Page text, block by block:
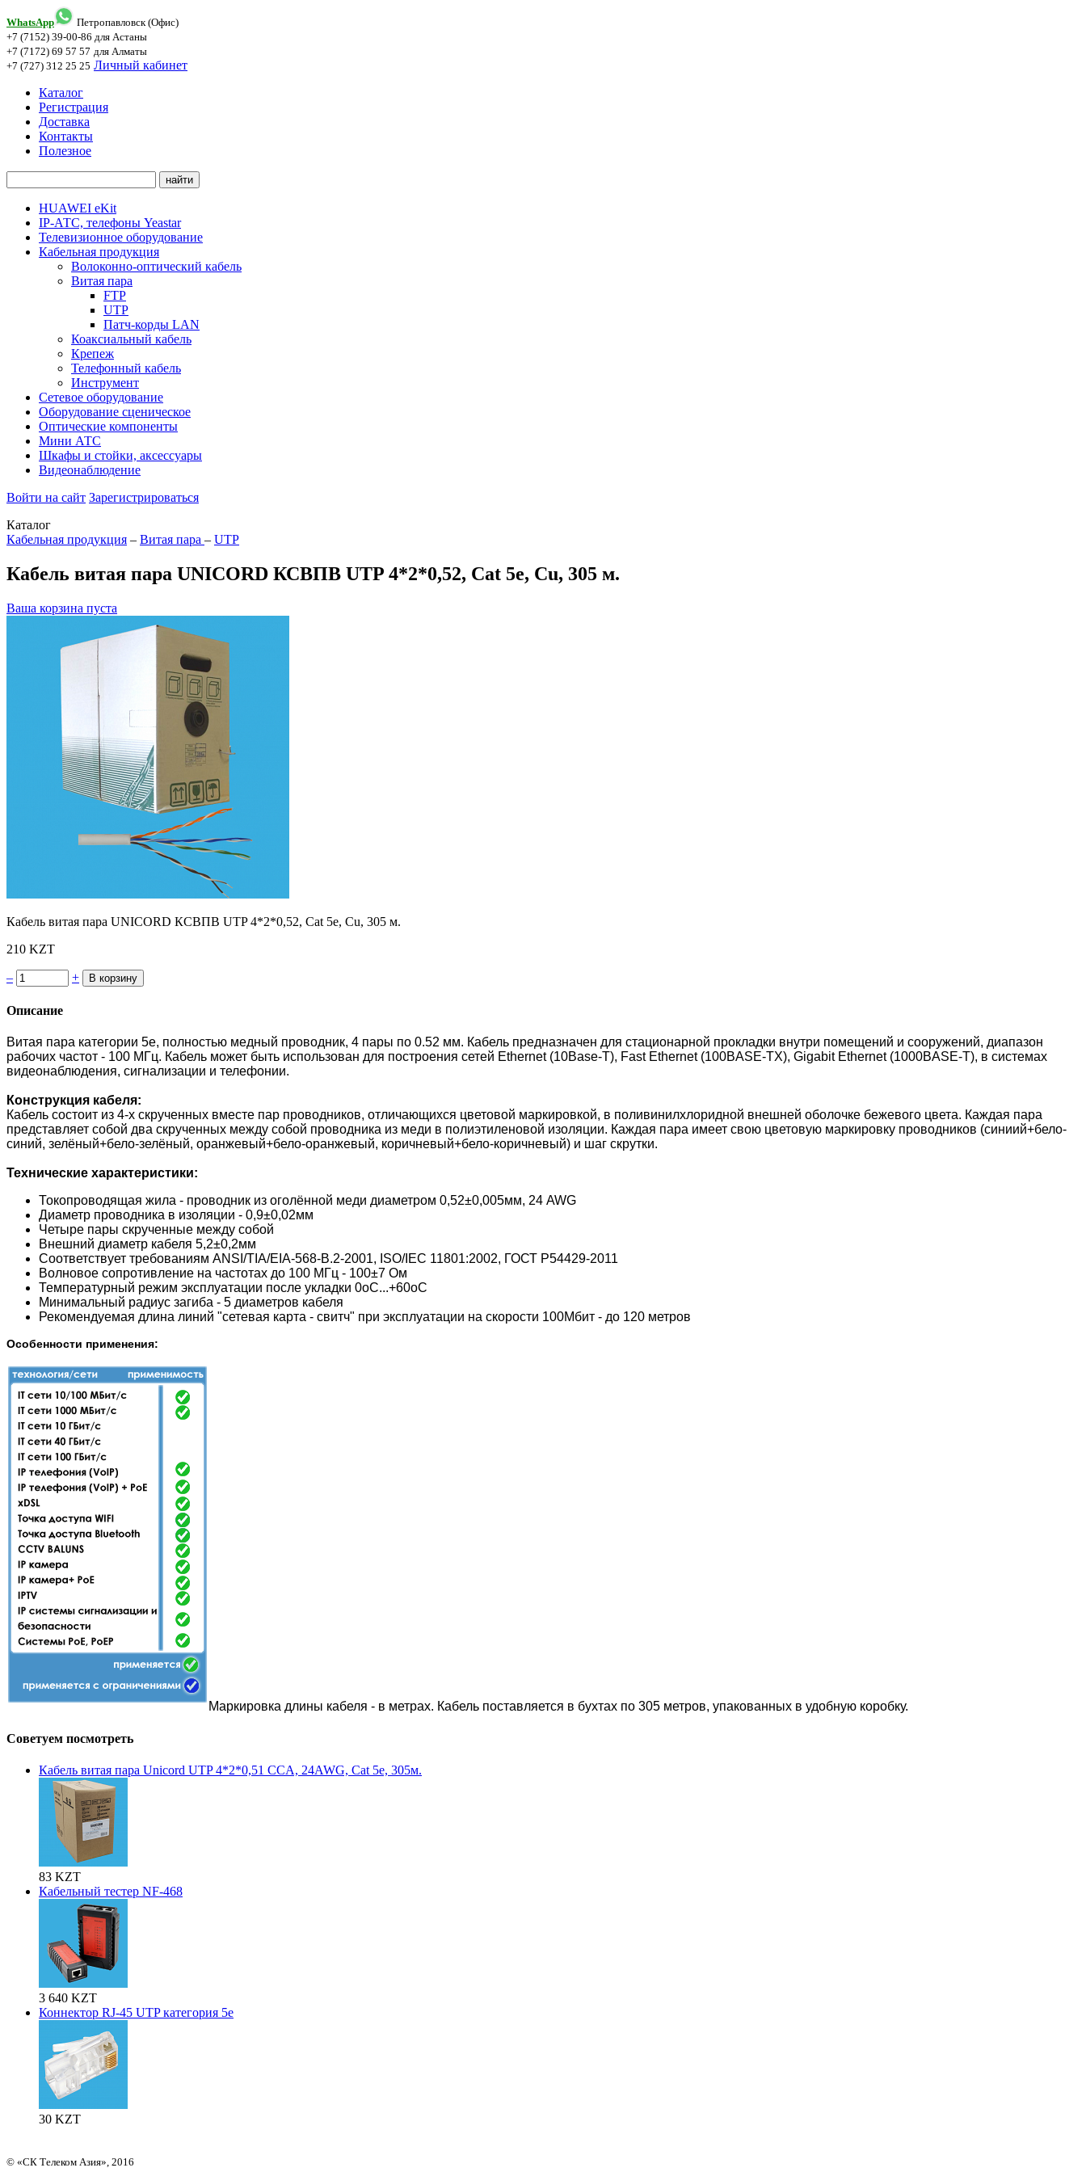
WhatsApp
Петропавловск (Офис)
+7 (7152) 39-00-86 для Астаны
+7 (7172) 69 57 57 для Алматы
+7 (727) 312 25 25 Личный кабинет
Каталог
Регистрация
Доставка
Контакты
Полезное
HUAWEI eKit
IP-АТС, телефоны Yeastar
Телевизионное оборудование
Кабельная продукция
Волоконно-оптический кабель
Витая пара
FTP
UTP
Патч-корды LAN
Коаксиальный кабель
Крепеж
Телефонный кабель
Инструмент
Сетевое оборудование
Оборудование сценическое
Оптические компоненты
Мини АТС
Шкафы и стойки, аксессуары
Видеонаблюдение
Войти на сайт Зарегистрироваться
Каталог
Кабельная продукция – Витая пара – UTP
Кабель витая пара UNICORD КСВПВ UTP 4*2*0,52, Cat 5e, Cu, 305 м.
Ваша корзина пуста
Кабель витая пара UNICORD КСВПВ UTP 4*2*0,52, Cat 5e, Cu, 305 м.
210 KZT
– +
Описание
Витая пара категории 5e, полностью медный проводник, 4 пары по 0.52 мм. Кабель предназначен для стационарной прокладки внутри помещений и сооружений, диапазон
рабочих частот - 100 МГц. Кабель может быть использован для построения сетей Ethernet (10Base-T), Fast Ethernet (100BASE-TX), Gigabit Ethernet (1000BASE-T), в системах
видеонаблюдения, сигнализации и телефонии.
Конструкция кабеля:
Кабель состоит из 4-х скрученных вместе пар проводников, отличающихся цветовой маркировкой, в поливинилхлоридной внешней оболочке бежевого цвета. Каждая пара
представляет собой два скрученных между собой проводника из меди в полиэтиленовой изоляции. Каждая пара имеет свою цветовую маркировку проводников (синиий+бело-
синий, зелёный+бело-зелёный, оранжевый+бело-оранжевый, коричневый+бело-коричневый) и шаг скрутки.
Технические характеристики:
Токопроводящая жила - проводник из оголённой меди диаметром 0,52±0,005мм, 24 AWG
Диаметр проводника в изоляции - 0,9±0,02мм
Четыре пары скрученные между собой
Внешний диаметр кабеля 5,2±0,2мм
Соответствует требованиям ANSI/TIA/EIA-568-B.2-2001, ISO/IEC 11801:2002, ГОСТ Р54429-2011
Волновое сопротивление на частотах до 100 МГц - 100±7 Ом
Температурный режим эксплуатации после укладки 0оС...+60оС
Минимальный радиус загиба - 5 диаметров кабеля
Рекомендуемая длина линий "сетевая карта - свитч" при эксплуатации на скорости 100Мбит - до 120 метров
Особенности применения:
Маркировка длины кабеля - в метрах. Кабель поставляется в бухтах по 305 метров, упакованных в удобную коробку.
Советуем посмотреть
Кабель витая пара Unicord UTP 4*2*0,51 CCA, 24AWG, Cat 5e, 305м.
83 KZT
Кабельный тестер NF-468
3 640 KZT
Коннектор RJ-45 UTP категория 5е
30 KZT
© «СК Телеком Азия», 2016